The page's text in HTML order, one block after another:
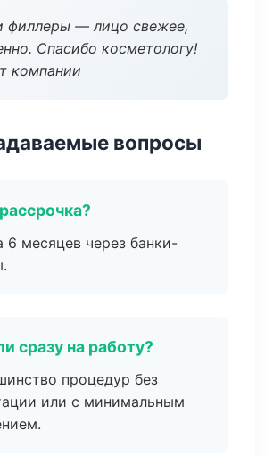
филлеры — лицо свежее,
Спасибо косметологу!
компании
вопросы
6 месяцев через банки-
сразу на работу?
процедур без
или с минимальным